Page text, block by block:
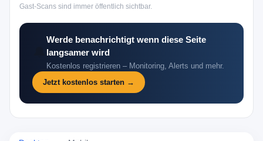
Gast-Scans sind immer öffentlich sichtbar.
Werde benachrichtigt wenn diese Seite
langsamer wird
Kostenlos registrieren – Monitoring, Alerts und mehr.
Jetzt kostenlos starten →